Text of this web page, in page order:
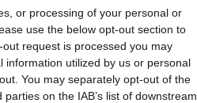
or processing of your personal or
use the below opt-out section to
request is processed you may
utilized by us or personal
You may separately opt-out of the
on the IAB’s list of downstream